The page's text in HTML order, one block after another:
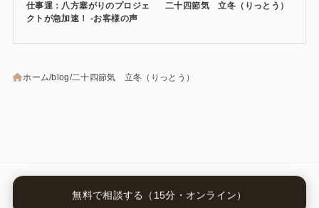
仕事運：八方塞がりのプロジェ
クトが急加速！ -お客様の声
二十四節気 立冬（りっとう）
ホーム blog 二十四節気 立冬（りっとう）
無料で相談する（15分・オンライン）